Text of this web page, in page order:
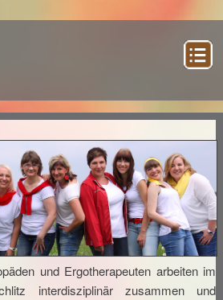
Home
Logopädie
Angebote
und Ergotherapeuten arbeiten im
interdisziplinär zusammen und